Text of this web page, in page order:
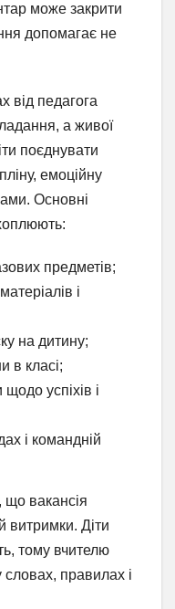
може закрити
допомагає не
від педагога
а живої
поєднувати
емоційну
Основні
предметів;
і
на дитину;
в класі;
успіхів і
і командній
що вакансія
витримки. Діти
тому вчителю
правилах і